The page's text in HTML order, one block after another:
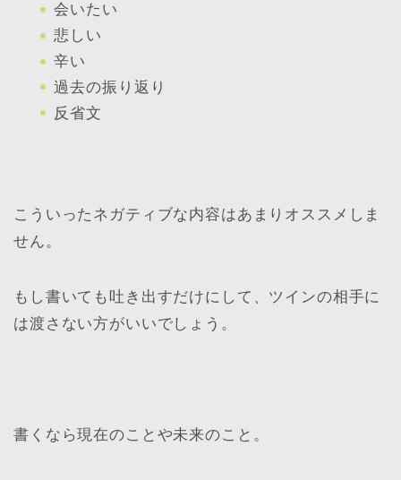
会いたい
悲しい
辛い
過去の振り返り
反省文
こういったネガティブな内容はあまりオススメしま
せん。
もし書いても吐き出すだけにして、ツインの相手に
は渡さない方がいいでしょう。
書くなら現在のことや未来のこと。